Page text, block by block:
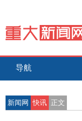
导航
新闻网 快讯 正文